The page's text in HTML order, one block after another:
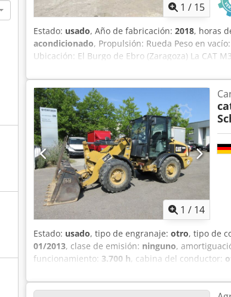
1 / 15
Estado: usado, Año de fabricación: 2018, horas
acondicionado, Propulsión: Rueda Peso en
Ubicación: El Burgo de Ebro (Zaragoza) La CAT
excavadora sobre ruedas está lista para seguir
controles avanzados y funcionamiento correcto.
mm Dkodpszku U Ujfx Amrsr Alcance a nivel:
Patas y cuchilla Combustible: Diésel CE
1 / 14
Estado: usado, tipo de engranaje: otro, tipo de
01/2013, clase de emisión: ninguno,
funcionamiento: 3.700 h, cabina del conductor: